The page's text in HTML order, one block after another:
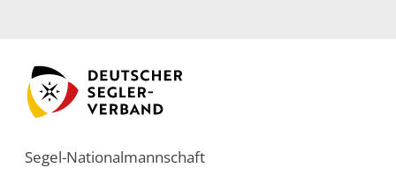
Segel-Nationalmannschaft